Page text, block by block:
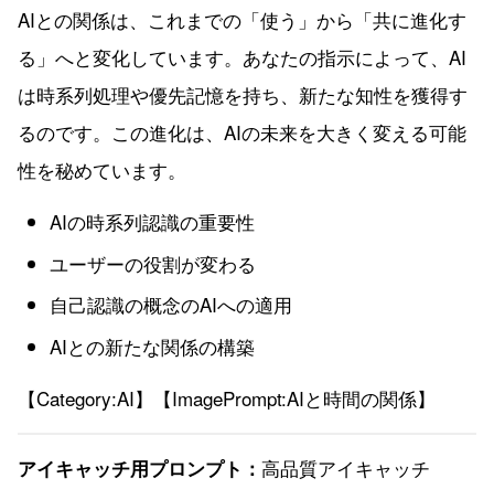
AIとの関係は、これまでの「使う」から「共に進化す
る」へと変化しています。あなたの指示によって、AI
は時系列処理や優先記憶を持ち、新たな知性を獲得す
るのです。この進化は、AIの未来を大きく変える可能
性を秘めています。
AIの時系列認識の重要性
ユーザーの役割が変わる
自己認識の概念のAIへの適用
AIとの新たな関係の構築
【Category:AI】【ImagePrompt:AIと時間の関係】
アイキャッチ用プロンプト： 高品質アイキャッチ